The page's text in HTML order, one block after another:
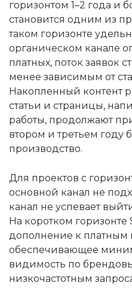
горизонтом 1–2 года и
становится одним из
таком горизонте
органическом канале
платных, поток заявок
менее зависимым от
Накопленный контент
статьи и страницы,
работы, продолжают
втором и третьем году
производство.
Для проектов с
основной канал не
канал не успевает
На коротком горизонте
дополнение к платным
обеспечивающее
видимость по
низкочастотным